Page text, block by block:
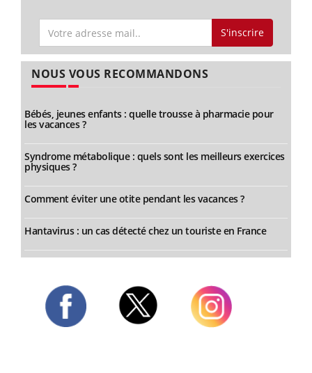
S'inscrire
NOUS VOUS RECOMMANDONS
Bébés, jeunes enfants : quelle trousse à pharmacie pour
les vacances ?
Syndrome métabolique : quels sont les meilleurs exercices
physiques ?
Comment éviter une otite pendant les vacances ?
Hantavirus : un cas détecté chez un touriste en France